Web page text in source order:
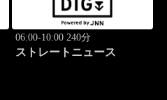
06:00-10:00 240分
ストレートニュース